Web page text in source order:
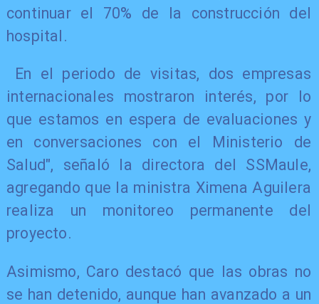
continuar el 70% de la construcción del
hospital.
En el periodo de visitas, dos empresas
internacionales mostraron interés, por lo
que estamos en espera de evaluaciones y
en conversaciones con el Ministerio de
Salud", señaló la directora del SSMaule,
agregando que la ministra Ximena Aguilera
realiza un monitoreo permanente del
proyecto.
Asimismo, Caro destacó que las obras no
se han detenido, aunque han avanzado a un